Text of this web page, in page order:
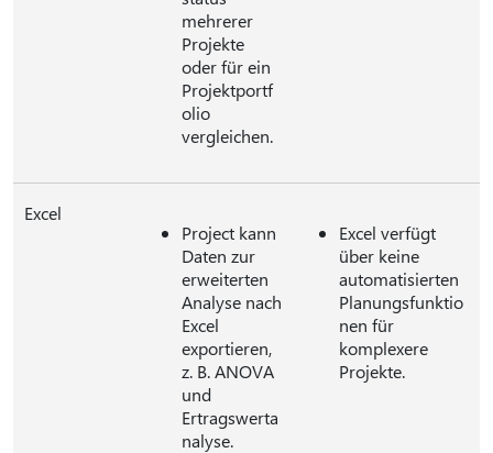
mehrerer
Projekte
oder für ein
Projektportf
olio
vergleichen.
Excel
Project kann
Daten zur
erweiterten
Analyse nach
Excel
exportieren,
z. B. ANOVA
und
Ertragswerta
nalyse.
Excel verfügt
über keine
automatisierten
Planungsfunktio
nen für
komplexere
Projekte.